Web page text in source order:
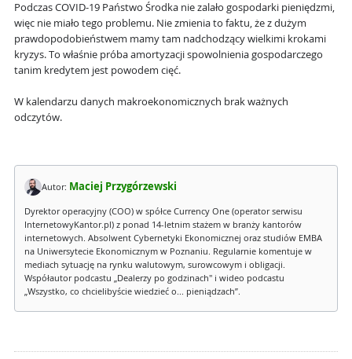
Podczas COVID-19 Państwo Środka nie zalało gospodarki pieniędzmi,
więc nie miało tego problemu. Nie zmienia to faktu, że z dużym
prawdopodobieństwem mamy tam nadchodzący wielkimi krokami
kryzys. To właśnie próba amortyzacji spowolnienia gospodarczego
tanim kredytem jest powodem cięć.
W kalendarzu danych makroekonomicznych brak ważnych
odczytów.
Autor: Maciej Przygórzewski
Dyrektor operacyjny (COO) w spółce Currency One (operator serwisu
InternetowyKantor.pl) z ponad 14-letnim stażem w branży kantorów
internetowych. Absolwent Cybernetyki Ekonomicznej oraz studiów EMBA
na Uniwersytecie Ekonomicznym w Poznaniu. Regularnie komentuje w
mediach sytuację na rynku walutowym, surowcowym i obligacji.
Współautor podcastu „Dealerzy po godzinach" i wideo podcastu
„Wszystko, co chcielibyście wiedzieć o... pieniądzach”.